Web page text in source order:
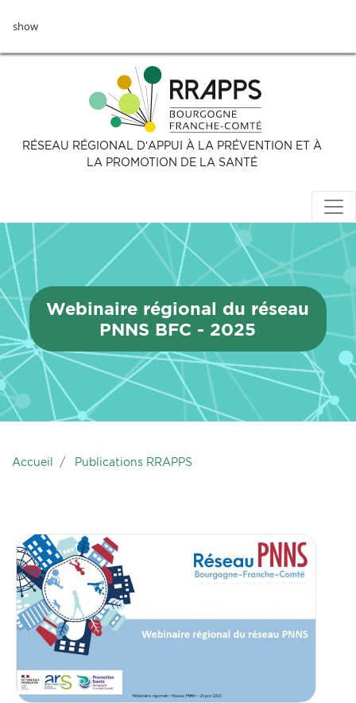
aushow
RÉSEAU RÉGIONAL D’APPUI À LA PRÉVENTION ET À
LA PROMOTION DE LA SANTÉ
Webinaire régional du réseau
PNNS BFC - 2025
Accueil Publications RRAPPS